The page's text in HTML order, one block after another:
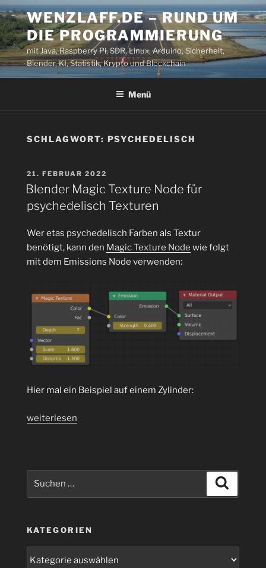
Zum
Inhalt
springen
WENZLAFF.DE – RUND UM
DIE PROGRAMMIERUNG
mit Java, Raspberry Pi, SDR, Linux, Arduino, Sicherheit,
Blender, KI, Statistik, Krypto und Blockchain
Menü
SCHLAGWORT: PSYCHEDELISCH
VERÖFFENTLICHT
AM
21. FEBRUAR 2022
Blender Magic Texture Node für
psychedelisch Texturen
Wer etas psychedelisch Farben als Textur
benötigt, kann den Magic Texture Node wie folgt
mit dem Emissions Node verwenden:
Hier mal ein Beispiel auf einem Zylinder:
„Blender
für
psychedelisch
weiterlesen
KATEGORIEN